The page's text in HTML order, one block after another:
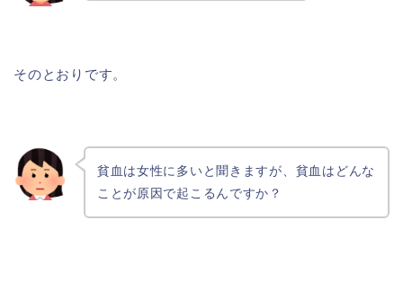
そのとおりです。
貧血は女性に多いと聞きますが、貧血はどんな
ことが原因で起こるんですか？